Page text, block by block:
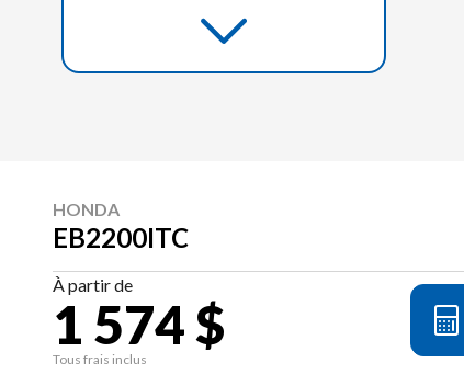
HONDA
EB2200ITC
À partir de
1 574 $
Tous frais inclus